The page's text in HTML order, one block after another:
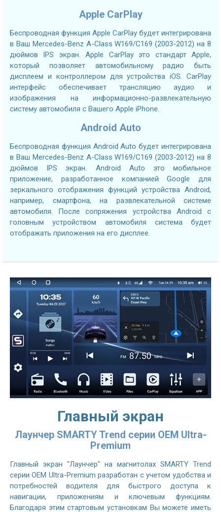
Apple CarPlay
Беспроводная функция Apple CarPlay будет интегрирована
в Ваш Mercedes-Benz A-Class W169/C169 (2003-2012) на 8
дюймов IPS экран. Apple CarPlay это стандарт Apple,
который позволяет автомобильному радио быть
дисплеем и контроллером для устройства iOS. CarPlay
интерфейс обеспечивает трансляцию аудио и
изображения на информационно-развлекательную
систему автомобиля с Вашего Apple iPhone.
Android Auto
Беспроводная функция Android Auto будет интегрирована
в Ваш Mercedes-Benz A-Class W169/C169 (2003-2012) на 8
дюймов IPS экран. Android Auto это мобильное
приложение, разработанное компанией Google для
зеркального отображения функций устройства Android,
например, смартфона, на развлекательной системе
автомобиля. После сопряжения устройства Android с
головным устройством автомобиля система будет
отображать приложения на его дисплее.
Главный экран
Лаунчер SMARTY Trend серии OEM Ultra-
Premium
Главный экран "Лаунчер" на магнитолах SMARTY Trend
серии OEM Ultra-Premium разработан с учетом удобства и
потребностей водителя для быстрого доступа к
навигации, приложениям и ключевым функциям.
Благодаря этим стартовым установкам Вы можете иметь